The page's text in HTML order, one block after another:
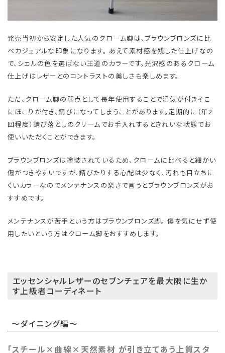
発売当初から安定した人気のクローム脚は、ブラウンブロンズに比
べカジュアルな印象になります。 あえて素材感を残した仕上げなの
で、シェルの色を選ばない王道のカラーです。光沢感のあるクローム
仕上げはレザーとのコントラストの美しさも楽しめます。
ただ、クローム脚の弱点として長年使用することで湿気が付きそこ
にほこりが付き、錆びになってしまうことがあります。定期的に（年2
回程度）錆び落としのクリームでお手入れするときれいな状態でお
使いいただくことができます。
ブラウンブロンズは塗装されているため、クロームに比べると細かい
傷がつきやすいですが、錆びたりする心配は少なく、汚れも目立ちに
くいカラーなのでメンテナンスの楽さで言うとブラウンブロンズがお
すすめです。
メンテナンスが苦手という方はブラウンブロンズ脚。 傷を気にせず使
用したいという方はクローム脚をおすすめします。
エッセンシャルレザーのセブンチェアを最大限に生か
す上級者コーディネート
～ダイニング編～
「スチール×曲線×天然素材 が引き立てあう上質スタ